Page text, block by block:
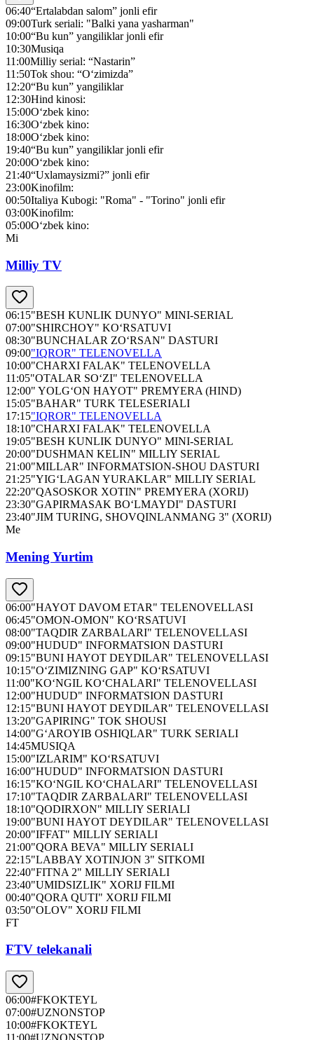
06:40“Ertalabdan salom” jonli efir
09:00Turk seriali: "Balki yana yasharman"
10:00“Bu kun” yangiliklar jonli efir
10:30Musiqa
11:00Milliy serial: “Nastarin”
11:50Tok shou: “O‘zimizda”
12:20“Bu kun” yangiliklar
12:30Hind kinosi:
15:00O‘zbek kino:
16:30O‘zbek kino:
18:00O‘zbek kino:
19:40“Bu kun” yangiliklar jonli efir
20:00O‘zbek kino:
21:40“Uxlamaysizmi?” jonli efir
23:00Kinofilm:
00:50Italiya Kubogi: "Roma" - "Torino" jonli efir
03:00Kinofilm:
05:00O‘zbek kino:
Mi
Milliy TV
06:15"BESH KUNLIK DUNYO" MINI-SERIAL
07:00"SHIRCHOY" KO‘RSATUVI
08:30"BUNCHALAR ZO‘RSAN" DASTURI
09:00"IQROR" TELENOVELLA
10:00"CHARXI FALAK" TELENOVELLA
11:05"OTALAR SO‘ZI" TELENOVELLA
12:00" YOLG‘ON HAYOT" PREMYERA (HIND)
15:05"BAHAR" TURK TELESERIALI
17:15"IQROR" TELENOVELLA
18:10"CHARXI FALAK" TELENOVELLA
19:05"BESH KUNLIK DUNYO" MINI-SERIAL
20:00"DUSHMAN KELIN" MILLIY SERIAL
21:00"MILLAR" INFORMATSION-SHOU DASTURI
21:25"YIG‘LAGAN YURAKLAR" MILLIY SERIAL
22:20"QASOSKOR XOTIN" PREMYERA (XORIJ)
23:30"GAPIRMASAK BO‘LMAYDI" DASTURI
23:40"JIM TURING, SHOVQINLANMANG 3" (XORIJ)
Me
Mening Yurtim
06:00"HAYOT DAVOM ETAR" TELENOVELLASI
06:45"OMON-OMON" KO‘RSATUVI
08:00"TAQDIR ZARBALARI" TELENOVELLASI
09:00"HUDUD" INFORMATSION DASTURI
09:15"BUNI HAYOT DEYDILAR" TELENOVELLASI
10:15"O‘ZIMIZNING GAP" KO‘RSATUVI
11:00"KO‘NGIL KO‘CHALARI" TELENOVELLASI
12:00"HUDUD" INFORMATSION DASTURI
12:15"BUNI HAYOT DEYDILAR" TELENOVELLASI
13:20"GAPIRING" TOK SHOUSI
14:00"G‘AROYIB OSHIQLAR" TURK SERIALI
14:45MUSIQA
15:00"IZLARIM" KO‘RSATUVI
16:00"HUDUD" INFORMATSION DASTURI
16:15"KO‘NGIL KO‘CHALARI" TELENOVELLASI
17:10"TAQDIR ZARBALARI" TELENOVELLASI
18:10"QODIRXON" MILLIY SERIALI
19:00"BUNI HAYOT DEYDILAR" TELENOVELLASI
20:00"IFFAT" MILLIY SERIALI
21:00"QORA BEVA" MILLIY SERIALI
22:15"LABBAY XOTINJON 3" SITKOMI
22:40"FITNA 2" MILLIY SERIALI
23:40"UMIDSIZLIK" XORIJ FILMI
00:40"QORA QUTI" XORIJ FILMI
03:50"OLOV" XORIJ FILMI
FT
FTV telekanali
06:00#FKOKTEYL
07:00#UZNONSTOP
10:00#FKOKTEYL